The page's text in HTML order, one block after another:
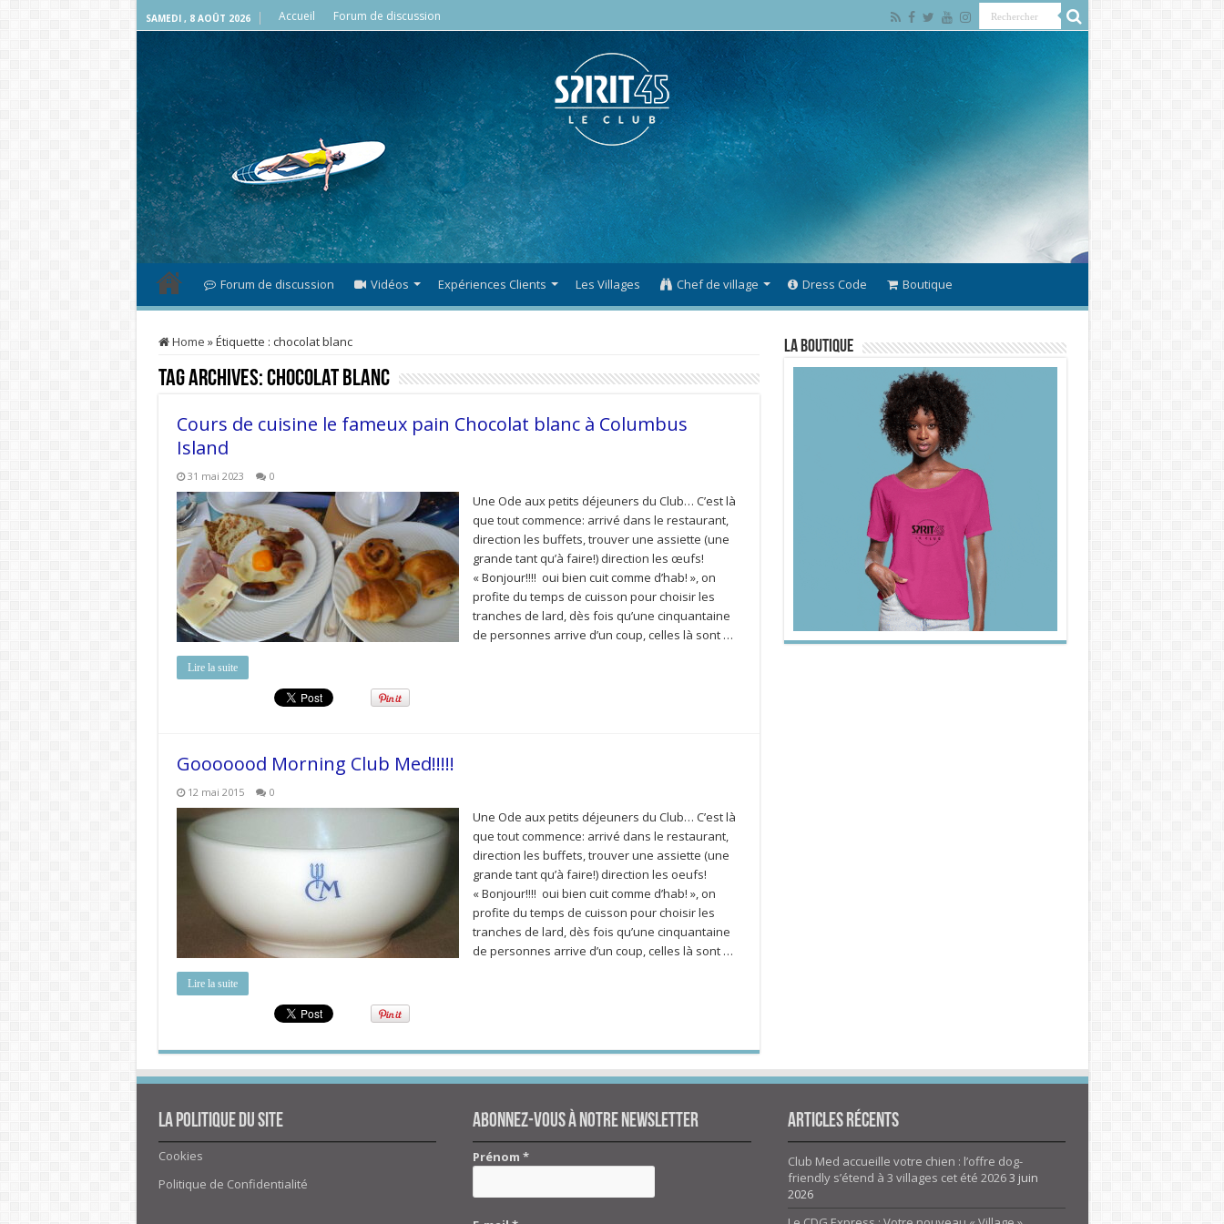
SAMEDI , 8 AOÛT 2026 Accueil Forum de discussion
Forum de discussion Vidéos Expériences Clients Les Villages Chef de village Dress Code Boutique
Home »Étiquette : chocolat blanc
Tag Archives:chocolat blanc
Cours de cuisine le fameux pain Chocolat blanc à Columbus
Island
31 mai 2023 0
Une Ode aux petits déjeuners du Club… C’est là
que tout commence: arrivé dans le restaurant,
direction les buffets, trouver une assiette (une
grande tant qu’à faire!) direction les œufs!
« Bonjour!!!! oui bien cuit comme d’hab! », on
profite du temps de cuisson pour choisir les
tranches de lard, dès fois qu’une cinquantaine
de personnes arrive d’un coup, celles là sont …
Lire la suite
Gooooood Morning Club Med!!!!!
12 mai 2015 0
Une Ode aux petits déjeuners du Club… C’est là
que tout commence: arrivé dans le restaurant,
direction les buffets, trouver une assiette (une
grande tant qu’à faire!) direction les oeufs!
« Bonjour!!!! oui bien cuit comme d’hab! », on
profite du temps de cuisson pour choisir les
tranches de lard, dès fois qu’une cinquantaine
de personnes arrive d’un coup, celles là sont …
Lire la suite
La Boutique
La politique du site
Cookies
Politique de Confidentialité
Abonnez-vous à notre newsletter
Prénom*
Articles Récents
Club Med accueille votre chien : l’offre dog-
friendly s’étend à 3 villages cet été 20263 juin
2026